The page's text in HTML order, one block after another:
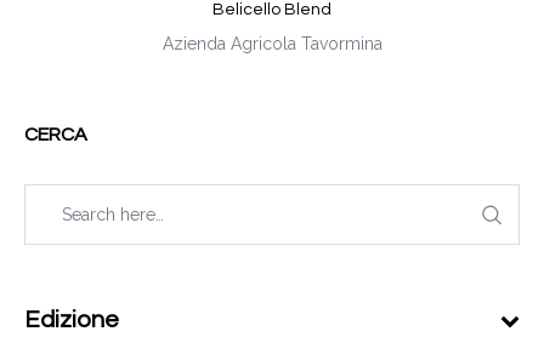
Belicello Blend
Azienda Agricola Tavormina
CERCA
Edizione